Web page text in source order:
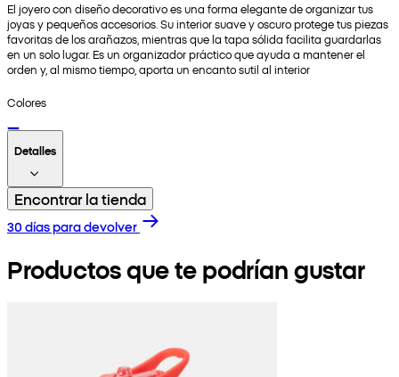
El joyero con diseño decorativo es una forma elegante de organizar tus
joyas y pequeños accesorios. Su interior suave y oscuro protege tus piezas
favoritas de los arañazos, mientras que la tapa sólida facilita guardarlas
en un solo lugar. Es un organizador práctico que ayuda a mantener el
orden y, al mismo tiempo, aporta un encanto sutil al interior
Colores
Detalles
Encontrar la tienda
30 días para devolver
Productos que te podrían gustar